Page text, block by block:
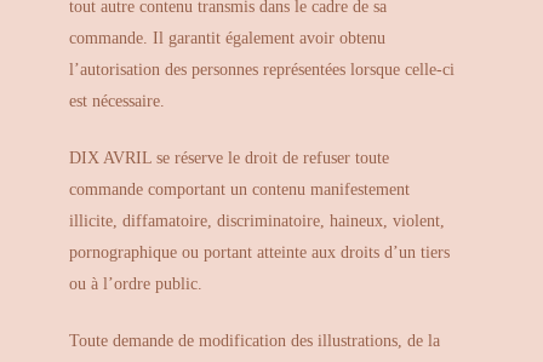
tout autre contenu transmis dans le cadre de sa
commande. Il garantit également avoir obtenu
l’autorisation des personnes représentées lorsque celle-ci
est nécessaire.
DIX AVRIL se réserve le droit de refuser toute
commande comportant un contenu manifestement
illicite, diffamatoire, discriminatoire, haineux, violent,
pornographique ou portant atteinte aux droits d’un tiers
ou à l’ordre public.
Toute demande de modification des illustrations, de la